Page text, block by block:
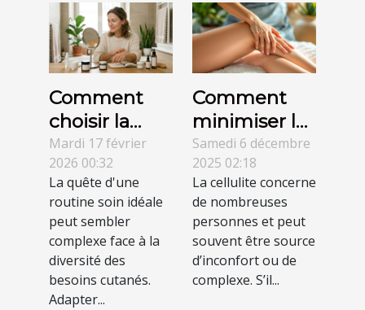
Comment
choisir la
meilleure
routine soin
pour son
type de peau
?
Mardi 17 février
2026 00:32
La quête d'une
routine soin idéale
peut sembler
complexe face à la
diversité des
besoins cutanés.
Adapter...
Comment
minimiser les
effets de la
cellulite sans
efforts
intensifs ?
Samedi 6 décembre
2025 02:18
La cellulite concerne
de nombreuses
personnes et peut
souvent être source
d’inconfort ou de
complexe. S’il...